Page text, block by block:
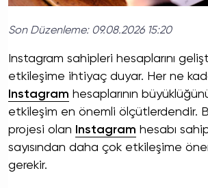
Son Düzenleme: 09.08.2026 15:20
Instagram sahipleri hesaplarını
etkileşime ihtiyaç duyar. Her ne
Instagram hesaplarının
etkileşim en önemli ölçütlerdendir.
projesi olan
Instagram hesabı
sayısından daha çok etkileşime
gerekir.